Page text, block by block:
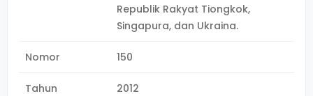
Republik Rakyat Tiongkok,
Singapura, dan Ukraina.
Nomor 150
Tahun 2012